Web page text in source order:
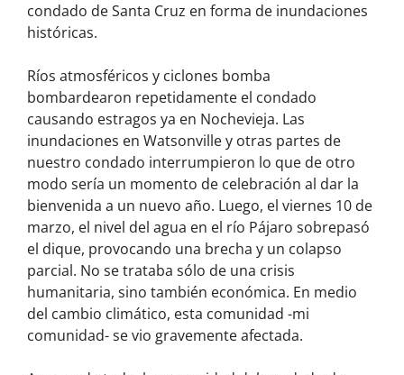
condado de Santa Cruz en forma de inundaciones
históricas.
Ríos atmosféricos y ciclones bomba
bombardearon repetidamente el condado
causando estragos ya en Nochevieja. Las
inundaciones en Watsonville y otras partes de
nuestro condado interrumpieron lo que de otro
modo sería un momento de celebración al dar la
bienvenida a un nuevo año. Luego, el viernes 10 de
marzo, el nivel del agua en el río Pájaro sobrepasó
el dique, provocando una brecha y un colapso
parcial. No se trataba sólo de una crisis
humanitaria, sino también económica. En medio
del cambio climático, esta comunidad -mi
comunidad- se vio gravemente afectada.